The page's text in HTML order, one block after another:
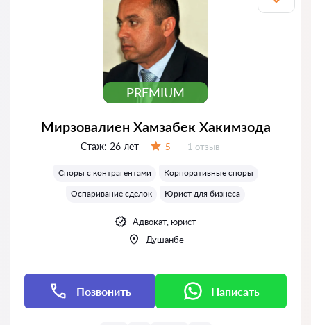
PREMIUM
Мирзовалиен Хамзабек Хакимзода
Стаж: 26 лет 5 Отзывов:
1 отзыв
Споры с контрагентами
Корпоративные споры
Оспаривание сделок
Юрист для бизнеса
Адвокат, юрист
Душанбе
Позвонить Написать